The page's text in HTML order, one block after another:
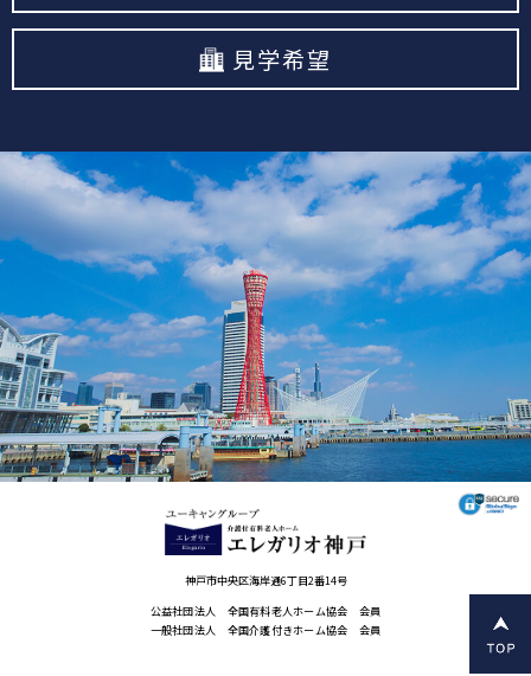
見学希望
神戸市中央区海岸通6丁目2番14号
公益社団法人 全国有料老人ホーム協会 会員
一般社団法人 全国介護付きホーム協会 会員